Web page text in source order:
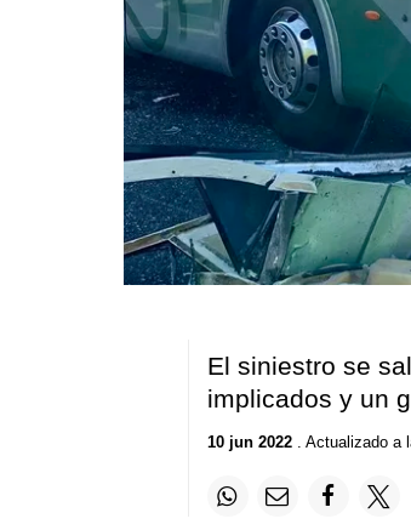
El siniestro se
implicados y un
10 jun 2022. Actualizado a